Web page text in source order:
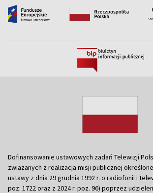
Dofinansowanie ustawowych zadań Telewizji
związanych z realizacją misji publicznej
ustawy z dnia 29 grudnia 1992 r. o radiofonii i
poz. 1722 oraz z 2024 r. poz. 96) poprzez